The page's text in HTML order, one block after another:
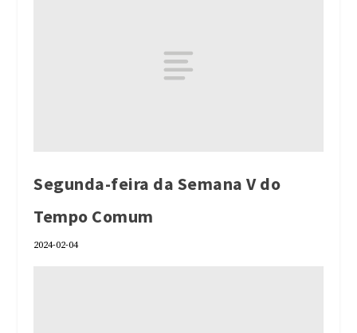
Segunda-feira da Semana V do
Tempo Comum
2024-02-04